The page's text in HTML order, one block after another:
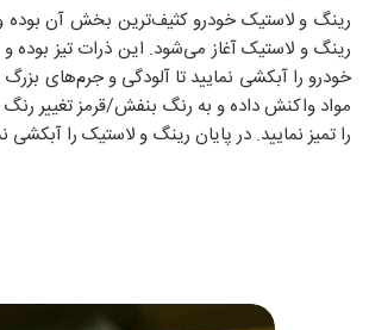
رینگ و لاستیک خودرو کثیف‌ترین بخش آن بوده
رینگ و لاستیک آغاز می‌شود. این ذرات تیز
خودرو را آبکشی نمایید تا آلودگی و جرم‌های
مواد واکنش داده و به رنگ بنفش/قرمز تغییر رنگ
را تمیز نمایید. در پایان رینگ و لاستیک را